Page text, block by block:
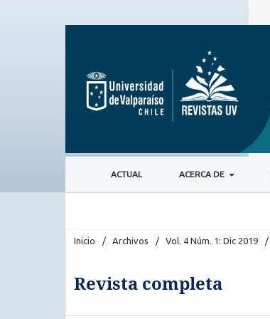
ACTUAL ACERCA DE
Inicio / Archivos / Vol. 4 Núm. 1: Dic 2019 /
Revista completa